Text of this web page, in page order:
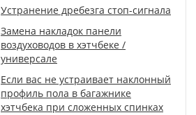
Устранение дребезга стоп-сигнала
Замена накладок панели
воздуховодов в хэтчбеке /
универсале
Если вас не устраивает наклонный
профиль пола в багажнике
хэтчбека при сложенных спинках